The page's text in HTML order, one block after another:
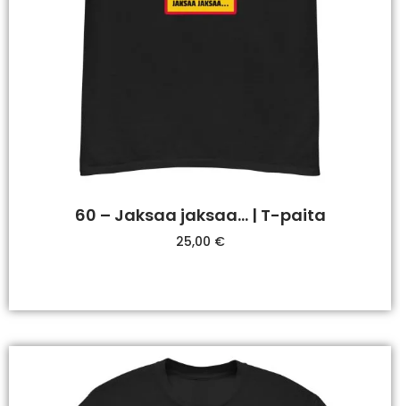
60 – Jaksaa jaksaa… | T-paita
25,00 €